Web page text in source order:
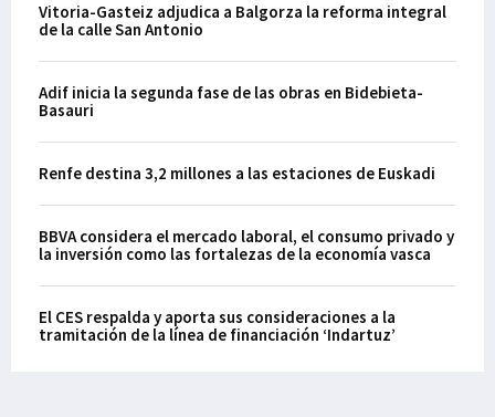
Vitoria-Gasteiz adjudica a Balgorza la reforma integral
de la calle San Antonio
Adif inicia la segunda fase de las obras en Bidebieta-
Basauri
Renfe destina 3,2 millones a las estaciones de Euskadi
BBVA considera el mercado laboral, el consumo privado y
la inversión como las fortalezas de la economía vasca
El CES respalda y aporta sus consideraciones a la
tramitación de la línea de financiación ‘Indartuz’